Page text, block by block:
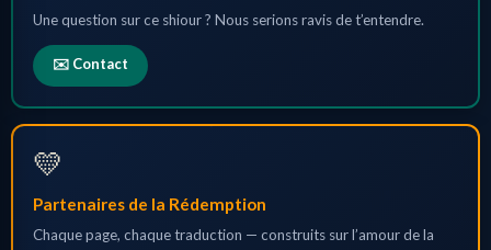
Une question sur ce shiour ? Nous serions ravis de t’entendre.
✉️ Contact
💛
Partenaires de la Rédemption
Chaque page, chaque traduction — construits sur l’amour de la